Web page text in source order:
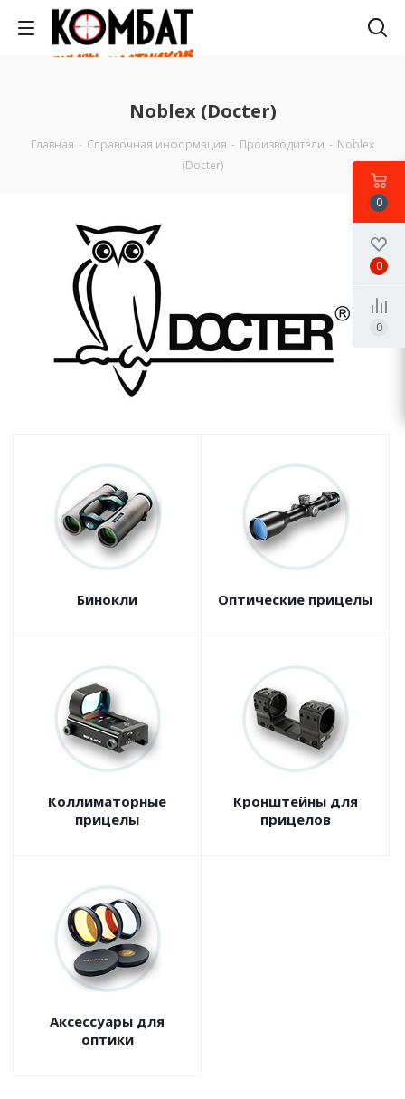
Noblex (Docter)
Главная - Справочная информация - Производители - Noblex
(Docter)
Бинокли Оптические прицелы
Коллиматорные
прицелы
Кронштейны для
прицелов
Аксессуары для
оптики
0
0
0